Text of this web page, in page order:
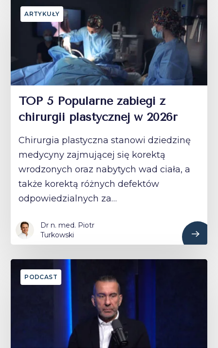
ARTYKUŁY
TOP 5 Popularne zabiegi z
chirurgii plastycznej w 2026r
Chirurgia plastyczna stanowi dziedzinę
medycyny zajmującej się korektą
wrodzonych oraz nabytych wad ciała, a
także korektą różnych defektów
odpowiedzialnych za…
Dr n. med. Piotr
Turkowski
PODCAST